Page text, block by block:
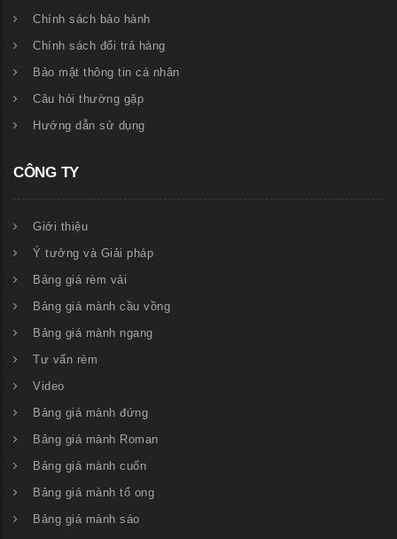
Chính sách bảo hành
Chính sách đổi trả hàng
Bảo mật thông tin cá nhân
Câu hỏi thường gặp
Hướng dẫn sử dụng
CÔNG TY
Giới thiệu
Ý tưởng và Giải pháp
Bảng giá rèm vải
Bảng giá mành cầu vồng
Bảng giá mành ngang
Tư vấn rèm
Video
Bảng giá mành đứng
Bảng giá mành Roman
Bảng giá mành cuốn
Bảng giá mành tổ ong
Bảng giá mành sáo